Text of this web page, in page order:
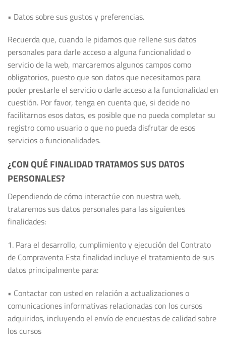
• Datos sobre sus gustos y preferencias.
Recuerda que, cuando le pidamos que rellene sus datos
personales para darle acceso a alguna funcionalidad o
servicio de la web, marcaremos algunos campos como
obligatorios, puesto que son datos que necesitamos para
poder prestarle el servicio o darle acceso a la funcionalidad en
cuestión. Por favor, tenga en cuenta que, si decide no
facilitarnos esos datos, es posible que no pueda completar su
registro como usuario o que no pueda disfrutar de esos
servicios o funcionalidades.
¿CON QUÉ FINALIDAD TRATAMOS SUS DATOS
PERSONALES?
Dependiendo de cómo interactúe con nuestra web,
trataremos sus datos personales para las siguientes
finalidades:
1. Para el desarrollo, cumplimiento y ejecución del Contrato
de Compraventa Esta finalidad incluye el tratamiento de sus
datos principalmente para:
• Contactar con usted en relación a actualizaciones o
comunicaciones informativas relacionadas con los cursos
adquiridos, incluyendo el envío de encuestas de calidad sobre
los cursos